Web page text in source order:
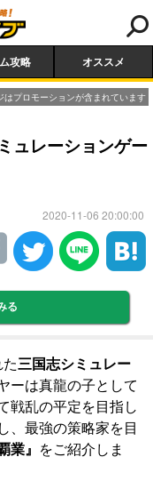
攻略 オススメ
はプロモーションが含まれています
ュレーションゲー
2020-11-06 20:00:00
る
三国志シミュレー
ーは真龍の子として
戦乱の平定を目指し
、最強の策略家を目
』 をご紹介しま